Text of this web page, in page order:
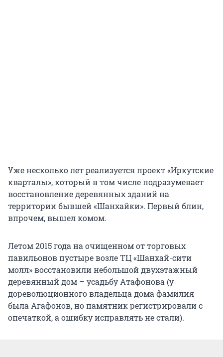
Уже несколько лет реализуется проект «Иркутские
кварталы», который в том числе подразумевает
восстановление деревянных зданий на
территории бывшей «Шанхайки». Первый блин,
впрочем, вышел комом.
Летом 2015 года на очищенном от торговых
павильонов пустыре возле ТЦ «Шанхай-сити
молл» восстановили небольшой двухэтажный
деревянный дом – усадьбу Атафонова (у
дореволюционного владельца дома фамилия
была Агафонов, но памятник регистрировали с
опечаткой, а ошибку исправлять не стали).